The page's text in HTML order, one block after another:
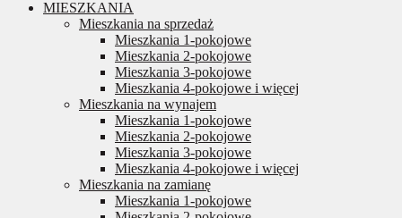
MIESZKANIA
Mieszkania na sprzedaż
Mieszkania 1-pokojowe
Mieszkania 2-pokojowe
Mieszkania 3-pokojowe
Mieszkania 4-pokojowe i więcej
Mieszkania na wynajem
Mieszkania 1-pokojowe
Mieszkania 2-pokojowe
Mieszkania 3-pokojowe
Mieszkania 4-pokojowe i więcej
Mieszkania na zamianę
Mieszkania 1-pokojowe